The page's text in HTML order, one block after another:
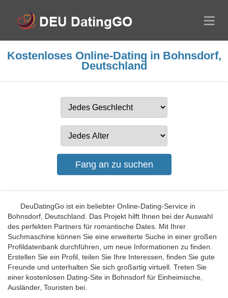
Kostenloses Online-Dating in Bohnsdorf,
Deutschland
DeuDatingGo ist ein beliebter Online-Dating-Service in
Bohnsdorf, Deutschland. Das Projekt hilft Ihnen bei der Auswahl
des perfekten Partners für romantische Dates. Mit Ihrer
Suchmaschine können Sie eine erweiterte Suche in einer großen
Profildatenbank durchführen, um neue Informationen zu finden.
Erstellen Sie ein Profil, teilen Sie Ihre Interessen, finden Sie gute
Freunde und unterhalten Sie sich großartig virtuell. Treten Sie
einer kostenlosen Dating-Site in Bohnsdorf für Einheimische,
Ausländer, Touristen bei.